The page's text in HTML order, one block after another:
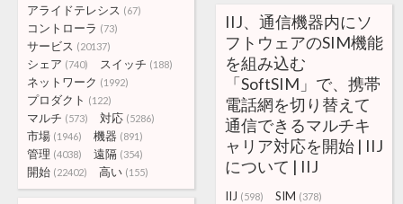
アライドテレシス (67)
コントローラ (73)
サービス (20137)
シェア (740) スイッチ (188)
ネットワーク (1992)
プロダクト (122)
マルチ (573) 対応 (5286)
市場 (1946) 機器 (891)
管理 (4038) 遠隔 (354)
開始 (22402) 高い (155)
IIJ、通信機器内にソ
フトウェアのSIM機能
を組み込む
「SoftSIM」で、携帯
電話網を切り替えて
通信できるマルチキ
ャリア対応を開始 | IIJ
について | IIJ
IIJ (598) SIM (378)